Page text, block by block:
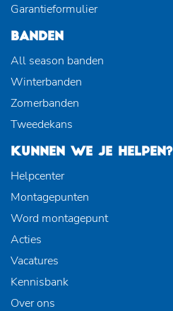
Garantieformulier
BANDEN
All season banden
Winterbanden
Zomerbanden
Tweedekans
KUNNEN WE JE HELPEN?
Helpcenter
Montagepunten
Word montagepunt
Acties
Vacatures
Kennisbank
Over ons